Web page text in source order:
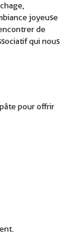
joyeuse
de
qui nous
pour offrir